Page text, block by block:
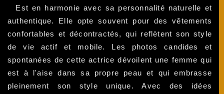
Est en harmonie avec sa personnalité naturelle et
authentique. Elle opte souvent pour des vêtements
confortables et décontractés, qui reflètent son style
de vie actif et mobile. Les photos candides et
spontanées de cette actrice dévoilent une femme qui
est à l'aise dans sa propre peau et qui embrasse
pleinement son style unique. Avec des idées